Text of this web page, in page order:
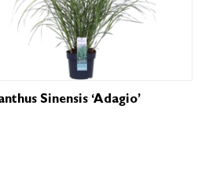
Sinensis ‘Adagio’